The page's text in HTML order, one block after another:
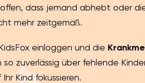
dass jemand abhebt oder
mehr zeitgemäß.
einloggen und die
zuverlässig über fehlende
Kind fokussieren.